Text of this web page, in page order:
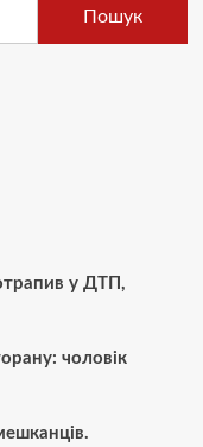
Пошук
у ДТП,
чоловік